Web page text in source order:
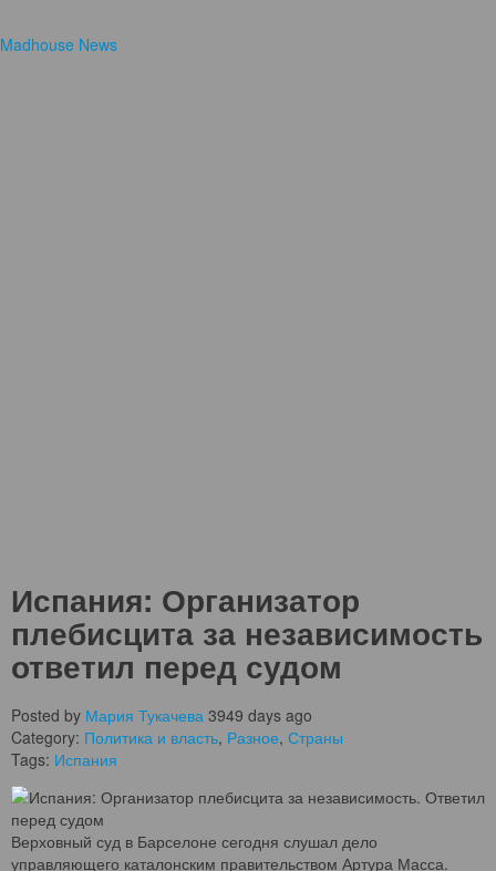
Madhouse News
Испания: Организатор
плебисцита за независимость
ответил перед судом
Posted by Мария Тукачева 3949 days ago
Category: Политика и власть, Разное, Страны
Tags: Испания
Верховный суд в Барселоне сегодня слушал дело
управляющего каталонским правительством Артура Масса.